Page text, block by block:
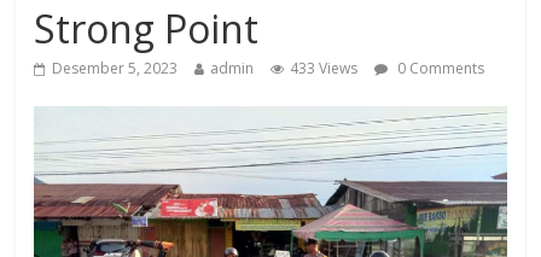
Strong Point
Desember 5, 2023 admin 433 Views 0 Comments